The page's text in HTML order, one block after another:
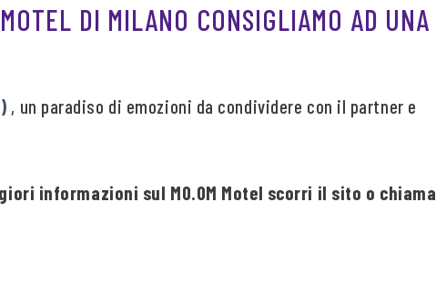
DI MILANO CONSIGLIAMO AD UNA
, un paradiso di emozioni da condividere con il partner e
informazioni sul MO.OM Motel scorri il sito o chiama